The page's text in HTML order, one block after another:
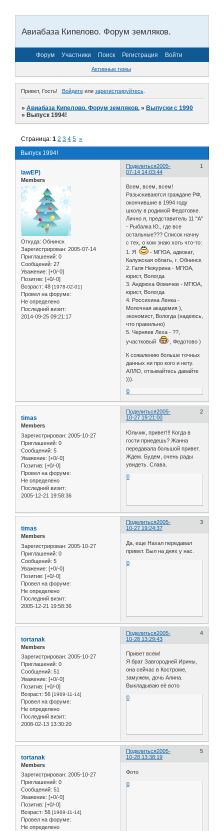
Авиабаза Кипелово. Форум земляков.
Форум Участники Поиск Регистрация Войти
Активные темы
Привет, Гость! Войдитеили зарегистрируйтесь.
»Авиабаза Кипелово. Форум земляков. »Выпуски с 1990
»Выпуск 1994!
Выпуск 1994!
Страница:1 2 3 4 5 »
Поделиться 1
2005-
07-14 14:03:44
lawЕР)
Members
Откуда: Обнинск
Зарегистрирован: 2005-07-14
Приглашений: 0
Сообщений: 27
Уважение: [+0/-0]
Позитив: [+0/-0]
Возраст: 48 [1978-02-01]
Провел на форуме:
Не определено
Последний визит:
2014-09-25 09:21:17
Всем, всем, всем!
Разыскиваются граждане РФ,
окончившие в 1994 году
школу в родимой Федотовке.
Лично я, представитель 11 "А"
- Рыбалка Ю., где все
остальные??? Список начну
с тех, о ком знаю хоть что-то:
1. Я
- МГЮА, адвокат,
Калужская облать, г. Обнинск
2. Галя Нежурина - МГЮА,
юрист, Вологда
3. Андрюха Фомичев - МГЮА,
юрист, Вологда
4. Россихина Ленка -
Молочная академия ),
экономист, Вологда (надеюсь,
что правильно)
5. Черняев Леха - ??,
участковый
, Федотово )
К сожалению больше точных
данных ни про кого и нету.
АЛЛО, отзывайтесь давайте
))).
0
Поделиться 2
2005-
10-27 19:21:00
timas
Members
Зарегистрирован: 2005-10-27
Приглашений: 0
Сообщений: 5
Уважение: [+0/-0]
Позитив: [+0/-0]
Провел на форуме:
Не определено
Последний визит:
2005-12-21 19:58:36
Юльчик, привет!!! Когда в
гости приедешь? Жанна
передавала большой привет.
Ждем. Будем, очень рады
увидеть. Слава.
0
Поделиться 3
2005-
10-27 19:24:37
timas
Members
Зарегистрирован: 2005-10-27
Приглашений: 0
Сообщений: 5
Уважение: [+0/-0]
Позитив: [+0/-0]
Провел на форуме:
Не определено
Последний визит:
2005-12-21 19:58:36
Да, еще Нахал передавал
привет. Был на днях у нас.
0
Поделиться 4
2005-
10-28 13:29:43
tortanak
Members
Зарегистрирован: 2005-10-27
Приглашений: 0
Сообщений: 51
Уважение: [+0/-0]
Позитив: [+0/-0]
Возраст: 56 [1969-11-14]
Провел на форуме:
Не определено
Последний визит:
2008-02-13 13:30:20
Привет всем!
Я брат Завгородней Ирины,
она сейчас в Костроме,
замужем, дочь Алина.
Выкладываю её вото
0
Поделиться 5
2005-
10-28 13:38:19
tortanak
Members
Зарегистрирован: 2005-10-27
Приглашений: 0
Сообщений: 51
Уважение: [+0/-0]
Позитив: [+0/-0]
Возраст: 56 [1969-11-14]
Провел на форуме:
Не определено
Фото
0